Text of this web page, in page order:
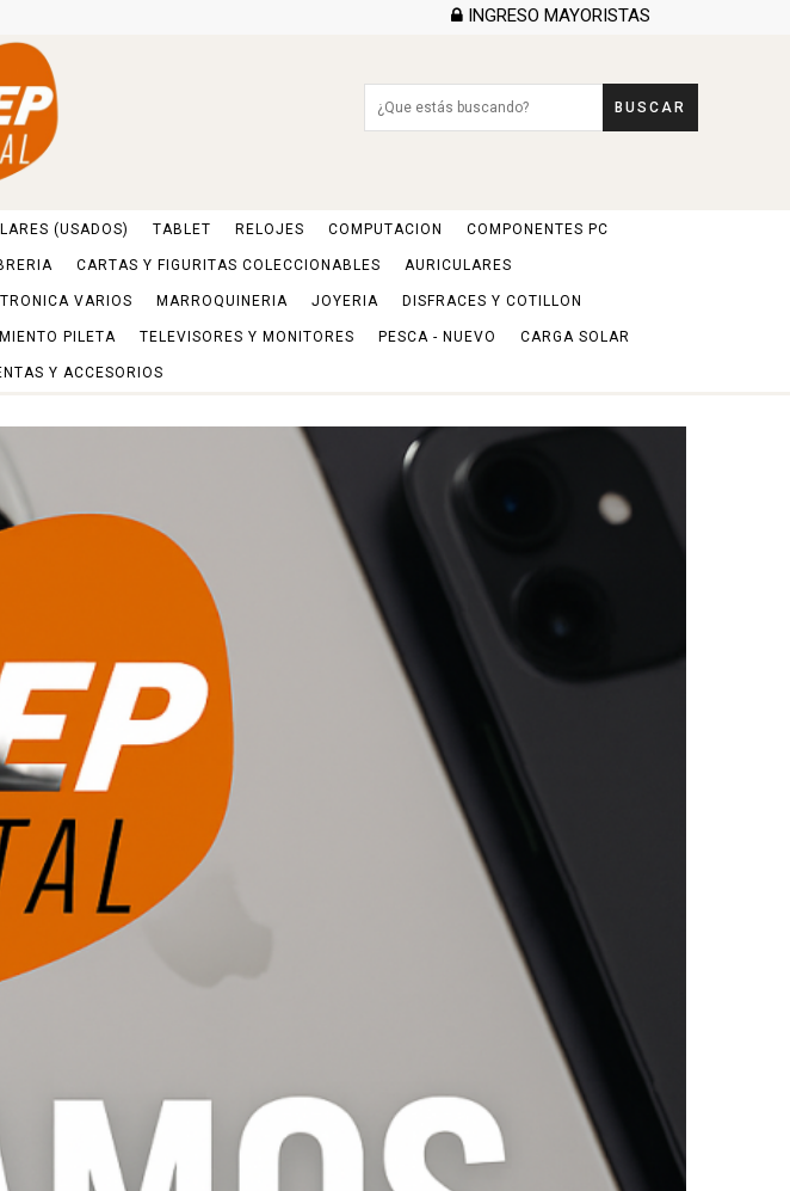
INGRESO MAYORISTAS
BUSCAR
(USADOS) TABLET RELOJES COMPUTACION COMPONENTES PC
CARTAS Y FIGURITAS COLECCIONABLES AURICULARES
VARIOS MARROQUINERIA JOYERIA DISFRACES Y COTILLON
PILETA TELEVISORES Y MONITORES PESCA - NUEVO CARGA SOLAR
Y ACCESORIOS